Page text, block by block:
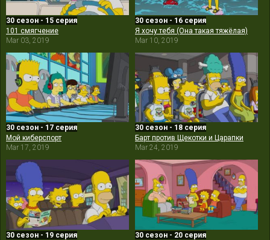
30 сезон - 15 серия
101 смягчение
Mar 03, 2019
30 сезон - 16 серия
Я хочу тебя (Она такая тяжёлая)
Mar 10, 2019
30 сезон - 17 серия
Мой киберспорт
Mar 17, 2019
30 сезон - 18 серия
Барт против Щекотки и Царапки
Mar 24, 2019
30 сезон - 19 серия
30 сезон - 20 серия